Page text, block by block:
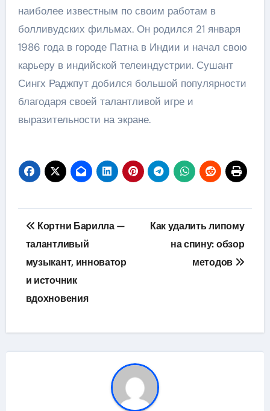
наиболее известным по своим работам в
болливудских фильмах. Он родился 21 января
1986 года в городе Патна в Индии и начал свою
карьеру в индийской телеиндустрии. Сушант
Сингх Раджпут добился большой популярности
благодаря своей талантливой игре и
выразительности на экране.
Навигация
по
записям
Кортни Барилла —
талантливый
музыкант, инноватор
и источник
вдохновения
Как удалить липому
на спину: обзор
методов